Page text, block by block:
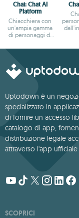
Chai: Chat AI
Platform
Chiacchiera con
un'ampia gamma
di personaggi di
Uptodown è un
specializzato in
di fornire un accesso
catalogo di app,
distribuzione legale
attraverso l'app
SCOPRICI